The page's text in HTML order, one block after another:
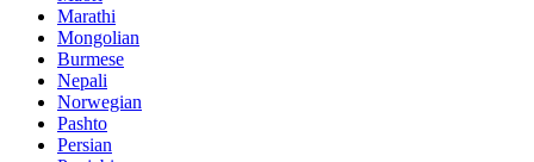
Marathi
Mongolian
Burmese
Nepali
Norwegian
Pashto
Persian